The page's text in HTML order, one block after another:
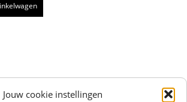
Jouw cookie instellingen